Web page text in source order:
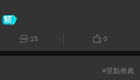
15 0
#景點推薦